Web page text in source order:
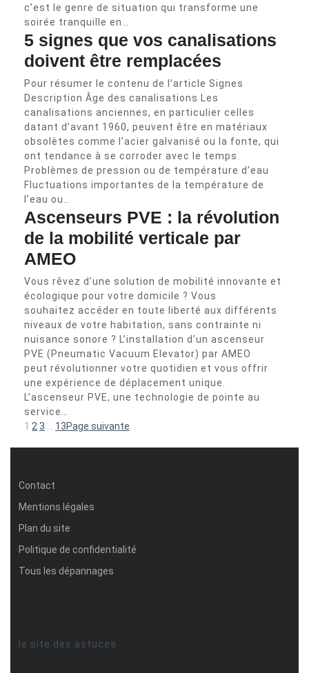
c’est le genre de situation qui transforme une
soirée tranquille en…
5 signes que vos canalisations
doivent être remplacées
Pour résumer le contenu de l’article Signes
Description Âge des canalisations Les
canalisations anciennes, en particulier celles
datant d’avant 1960, peuvent être en matériaux
obsolètes comme l’acier galvanisé ou la fonte, qui
ont tendance à se corroder avec le temps.
Problèmes de pression ou de température d’eau
Fluctuations importantes de la température de
l’eau ou…
Ascenseurs PVE : la révolution
de la mobilité verticale par
AMEO
Vous rêvez d’une solution de mobilité innovante et
écologique pour votre domicile ? Vous
souhaitez accéder en toute liberté aux différents
niveaux de votre habitation, sans contrainte ni
nuisance sonore ? L’installation d’un ascenseur
PVE (Pneumatic Vacuum Elevator) par AMEO
peut révolutionner votre quotidien et vous offrir
une expérience de déplacement unique.
L’ascenseur PVE, une technologie de pointe au
service…
1 2 3 13Page suivante
Contact
Mentions légales
Plan du site
Politique de confidentialité
Tous les dépannages
le site des astuces